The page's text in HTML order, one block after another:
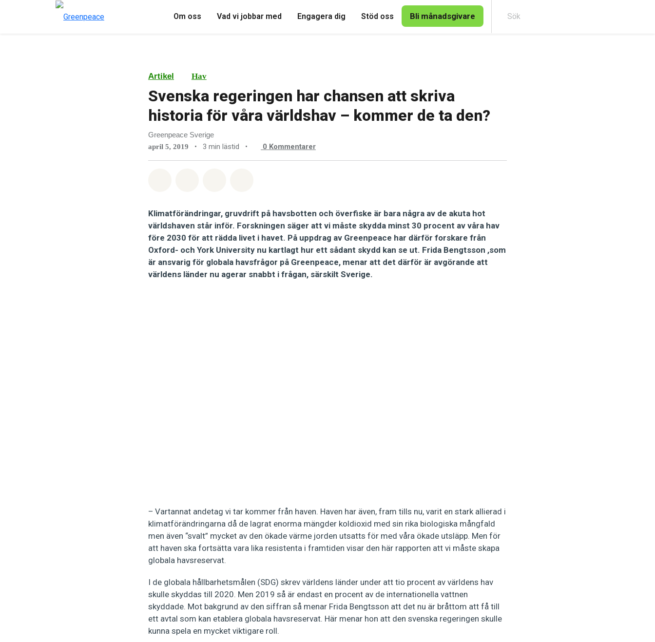
Om oss Vad vi jobbar med Engagera dig Stöd oss Bli månadsgivare
Artikel Hav
Svenska regeringen har chansen att skriva
historia för våra världshav – kommer de ta den?
Greenpeace Sverige
april 5, 2019 • 3 min lästid • 0 Kommentarer
Klimatförändringar, gruvdrift på havsbotten och överfiske är bara några av de akuta hot
världshaven står inför. Forskningen säger att vi måste skydda minst 30 procent av våra hav
före 2030 för att rädda livet i havet. På uppdrag av Greenpeace har därför forskare från
Oxford- och York University nu kartlagt hur ett sådant skydd kan se ut. Frida Bengtsson ,som
är ansvarig för globala havsfrågor på Greenpeace, menar att det därför är avgörande att
världens länder nu agerar snabbt i frågan, särskilt Sverige.
– Vartannat andetag vi tar kommer från haven. Haven har även, fram tills nu, varit en stark allierad i
klimatförändringarna då de lagrat enorma mängder koldioxid med sin rika biologiska mångfald
men även “svalt” mycket av den ökade värme jorden utsatts för med våra ökade utsläpp. Men för
att haven ska fortsätta vara lika resistenta i framtiden visar den här rapporten att vi måste skapa
globala havsreservat.
I de globala hållbarhetsmålen (SDG) skrev världens länder under att tio procent av världens hav
skulle skyddas till 2020. Men 2019 så är endast en procent av de internationella vattnen
skyddade. Mot bakgrund av den siffran så menar Frida Bengtsson att det nu är bråttom att få till
ett avtal som kan etablera globala havsreservat. Här menar hon att den svenska regeringen skulle
kunna spela en mycket viktigare roll.